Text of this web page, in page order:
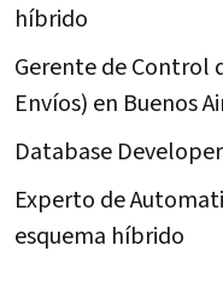
híbrido
Gerente de Control
Envíos) en Buenos
Database
Experto de
esquema híbrido